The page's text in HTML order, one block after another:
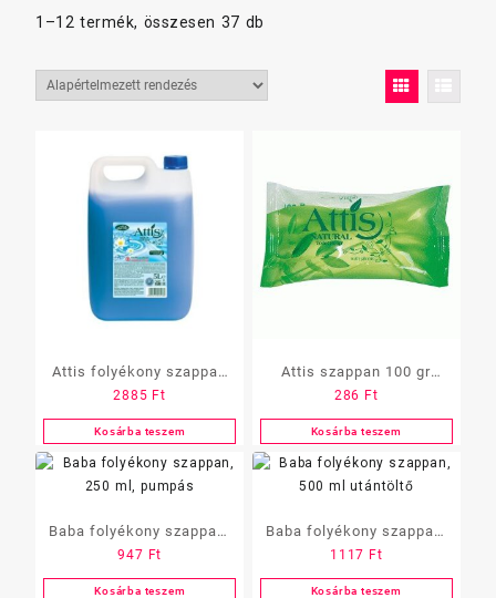
1–12 termék, összesen 37 db
Attis folyékony szappan
5literes Antib.
2885 Ft
Kosárba teszem
Attis szappan 100 gr
többféle
286 Ft
Kosárba teszem
Baba folyékony szappan,
250 ml, pumpás
947 Ft
Kosárba teszem
Baba folyékony szappan,
500 ml utántöltő
1117 Ft
Kosárba teszem